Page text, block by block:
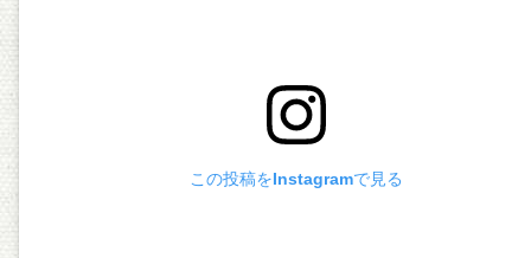
この投稿をInstagramで見る